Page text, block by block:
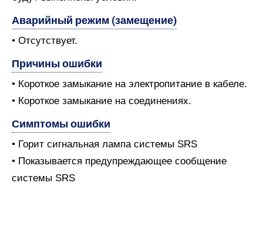
Аварийный режим (замещение)
• Отсутствует.
Причины ошибки
• Короткое замыкание на электропитание в кабеле.
• Короткое замыкание на соединениях.
Симптомы ошибки
• Горит сигнальная лампа системы SRS
• Показывается предупреждающее сообщение
системы SRS